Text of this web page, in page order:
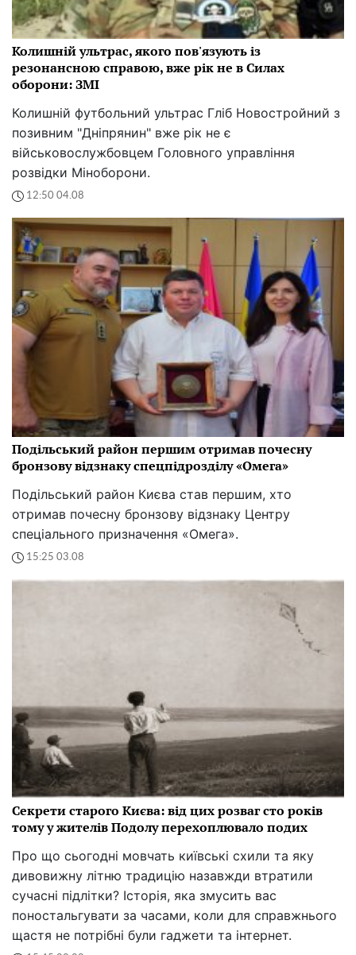
Колишній ультрас, якого пов'язують із
резонансною справою, вже рік не в Силах
оборони: ЗМІ
Колишній футбольний ультрас Гліб Новостройний з
позивним "Дніпрянин" вже рік не є
військовослужбовцем Головного управління
розвідки Міноборони.
12:50 04.08
Подільський район першим отримав почесну
бронзову відзнаку спецпідрозділу «Омега»
Подільський район Києва став першим, хто
отримав почесну бронзову відзнаку Центру
спеціального призначення «Омега».
15:25 03.08
Секрети старого Києва: від цих розваг сто років
тому у жителів Подолу перехоплювало подих
Про що сьогодні мовчать київські схили та яку
дивовижну літню традицію назавжди втратили
сучасні підлітки? Історія, яка змусить вас
поностальгувати за часами, коли для справжнього
щастя не потрібні були гаджети та інтернет.